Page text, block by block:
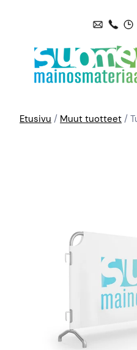
Etusivu / Muut tuotteet /